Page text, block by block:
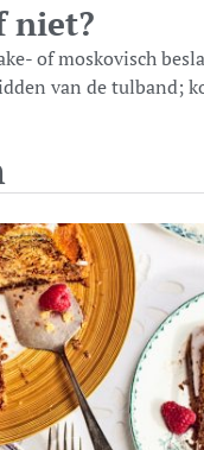
niet?
of moskovisch
van de tulband;